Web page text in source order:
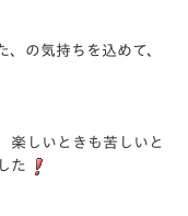
、の気持ちを込めて、
楽しいときも苦しいと
た